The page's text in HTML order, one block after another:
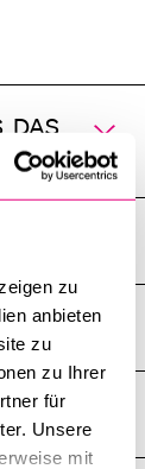
zu
anbieten
zu
zu Ihrer
für
Unsere
mit